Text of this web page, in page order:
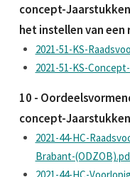
concept-
het instellen van een
2021-51-KS-
2021-51-KS-
10 -
concept-
2021-44-HC-
Brabant-